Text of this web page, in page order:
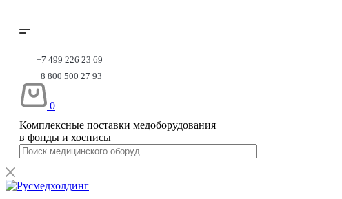
+7 499 226 23 69
8 800 500 27 93
0
Комплексные поставки медоборудования
в фонды и хосписы